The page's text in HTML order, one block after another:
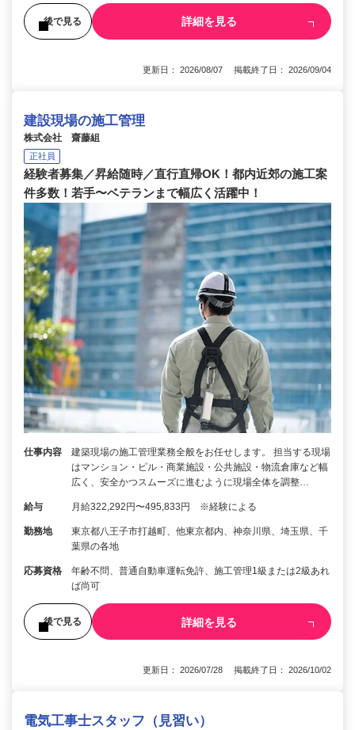
後で見る 詳細を見る
更新日： 2026/08/07 掲載終了日： 2026/09/04
建設現場の施工管理
株式会社 齋藤組
正社員
経験者募集／昇給随時／直行直帰OK！都内近郊の施工案
件多数！若手〜ベテランまで幅広く活躍中！
仕事内容
建築現場の施工管理業務全般をお任せします。 担当する現場
はマンション・ビル・商業施設・公共施設・物流倉庫など幅
広く、安全かつスムーズに進むように現場全体を調整…
給与 月給322,292円〜495,833円 ※経験による
勤務地
東京都八王子市打越町、他東京都内、神奈川県、埼玉県、千
葉県の各地
応募資格
年齢不問、普通自動車運転免許、施工管理1級または2級あれ
ば尚可
後で見る 詳細を見る
更新日： 2026/07/28 掲載終了日： 2026/10/02
電気工事士スタッフ（見習い）